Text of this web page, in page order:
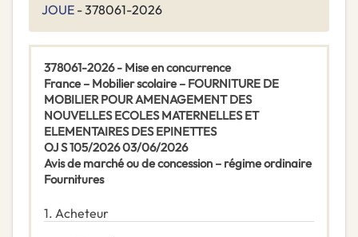
JOUE - 378061-2026
378061-2026 - Mise en concurrence
France – Mobilier scolaire – FOURNITURE DE
MOBILIER POUR AMENAGEMENT DES
NOUVELLES ECOLES MATERNELLES ET
ELEMENTAIRES DES EPINETTES
OJ S 105/2026 03/06/2026
Avis de marché ou de concession – régime ordinaire
Fournitures
1. Acheteur